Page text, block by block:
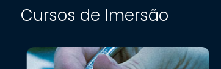
Cursos de Imersão